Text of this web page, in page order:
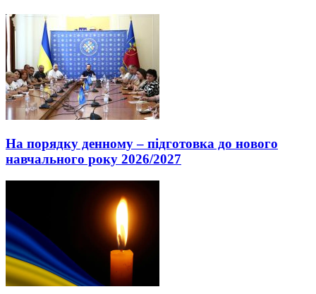
На порядку денному – підготовка до нового
навчального року 2026/2027